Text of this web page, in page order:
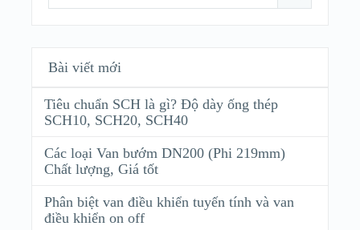
Bài viết mới
Tiêu chuẩn SCH là gì? Độ dày ống thép
SCH10, SCH20, SCH40
Các loại Van bướm DN200 (Phi 219mm)
Chất lượng, Giá tốt
Phân biệt van điều khiển tuyến tính và van
điều khiển on off